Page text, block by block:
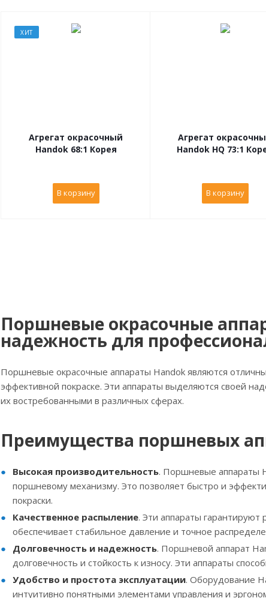
ХИТ
Агрегат окрасочный
Handok 68:1 Корея
В корзину
Агрегат
Handok HQ 73:1
В корзину
Поршневые окрасочные
надежность для
Поршневые окрасочные аппараты Handok являются
эффективной покраске. Эти аппараты выделяются своей
их востребованными в различных сферах.
Преимущества поршневых
Высокая производительность. Поршневые аппараты
поршневому механизму. Это позволяет быстро и
покраски.
Качественное распыление. Эти аппараты
обеспечивает стабильное давление и точное
Долговечность и надежность. Поршневой аппарат
долговечность и стойкость к износу. Эти аппараты
Удобство и простота эксплуатации. Оборудование
интуитивно понятными элементами управления и